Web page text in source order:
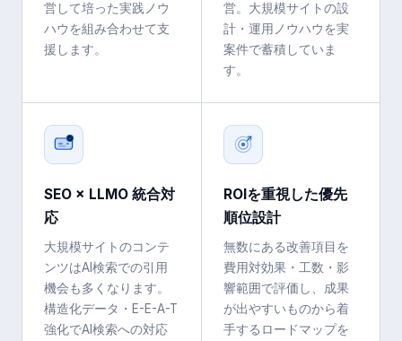
営して培った実践ノウ
ハウを組み合わせて支
援します。
営。大規模サイトの設
計・運用ノウハウを実
案件で蓄積していま
す。
SEO × LLMO 統合対
応
大規模サイトのコンテ
ンツはAI検索での引用
機会も多くなります。
構造化データ・E-E-A-T
強化でAI検索への対応
ROIを重視した優先
順位設計
無数にある改善項目を
費用対効果・工数・影
響範囲で評価し、成果
が出やすいものから着
手するロードマップを